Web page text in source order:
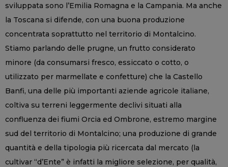
sviluppata sono l’Emilia Romagna e la Campania. Ma anche
la Toscana si difende, con una buona produzione
concentrata soprattutto nel territorio di Montalcino.
Stiamo parlando delle prugne, un frutto considerato
minore (da consumarsi fresco, essiccato o cotto, o
utilizzato per marmellate e confetture) che la Castello
Banfi, una delle più importanti aziende agricole italiane,
coltiva su terreni leggermente declivi situati alla
confluenza dei fiumi Orcia ed Ombrone, estremo margine
sud del territorio di Montalcino; una produzione di grande
quantità e della tipologia più ricercata dal mercato (la
cultivar “d’Ente” è infatti la migliore selezione, per qualità,